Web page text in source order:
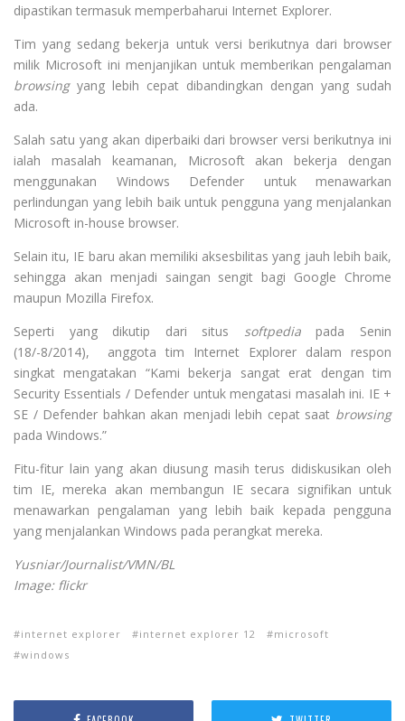
dipastikan termasuk memperbaharui Internet Explorer.
Tim yang sedang bekerja untuk versi berikutnya dari browser
milik Microsoft ini menjanjikan untuk memberikan pengalaman
browsingyang lebih cepat dibandingkan dengan yang sudah
ada.
Salah satu yang akan diperbaiki dari browser versi berikutnya ini
ialah masalah keamanan, Microsoft akan bekerja dengan
menggunakan Windows Defender untuk menawarkan
perlindungan yang lebih baik untuk pengguna yang menjalankan
Microsoft in-house browser.
Selain itu, IE baru akan memiliki aksesbilitas yang jauh lebih baik,
sehingga akan menjadi saingan sengit bagi Google Chrome
maupun Mozilla Firefox.
Seperti yang dikutip dari situs softpediapada Senin
(18/-8/2014), anggota tim Internet Explorer dalam respon
singkat mengatakan “Kami bekerja sangat erat dengan tim
Security Essentials / Defender untuk mengatasi masalah ini. IE +
SE / Defender bahkan akan menjadi lebih cepat saat browsing
pada Windows.”
Fitu-fitur lain yang akan diusung masih terus didiskusikan oleh
tim IE, mereka akan membangun IE secara signifikan untuk
menawarkan pengalaman yang lebih baik kepada pengguna
yang menjalankan Windows pada perangkat mereka.
Yusniar/Journalist/VMN/BL
Image: flickr
internet explorer internet explorer 12
microsoft
windows